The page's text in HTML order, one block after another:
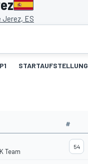
Jerez, ES
STARTAUFSTELLUNG
#
Team
54